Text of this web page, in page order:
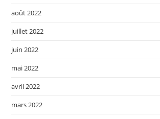
août 2022
juillet 2022
juin 2022
mai 2022
avril 2022
mars 2022